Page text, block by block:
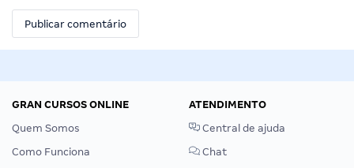
GRAN CURSOS ONLINE
Quem Somos
Como Funciona
ATENDIMENTO
Central de ajuda
Chat